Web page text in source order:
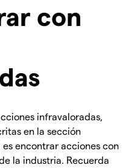
con
infravaloradas,
en la sección
encontrar acciones con
la industria. Recuerda